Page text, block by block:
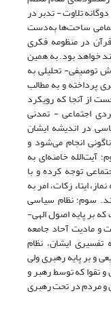
تلاوت - تدبر در
ساحت‌ها به‌دست
در منظومه فکری
خواهد بود. به همین
توصیفی- تحلیلی به
پرداخته و به مطالب
از آنجا که رویکرد
اجتماعی - تمدنی
در اندیشه ایشان
انجام می‌شود و
آیت‌الله خامنه‌ای به
توجه کرده و با
ایتاء زکات، امر به
سوم؛ نظام سیاسی
بر پایه اصول الهی-
و مادیت آحاد جامعه
تفسیری ایشان، نظام
و بر پایه رهبری ولی
تقوا که توسط رهبر و
و مردم در تحت رهبری